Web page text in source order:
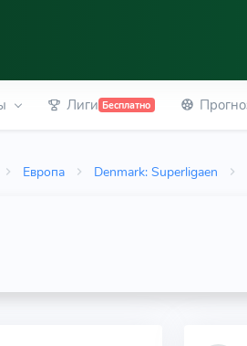
Лиги Бесплатно
Европа Denmark: Superligaen